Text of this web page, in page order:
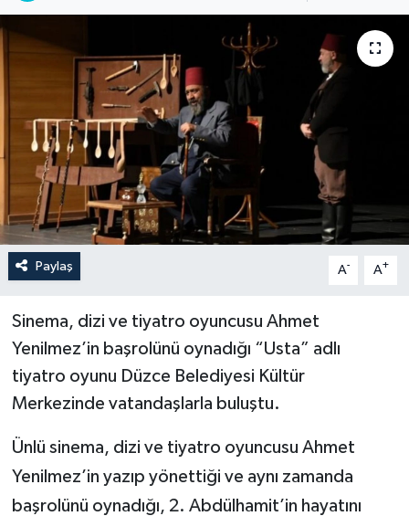
Paylaş A- A+
Sinema, dizi ve tiyatro oyuncusu Ahmet
Yenilmez’in başrolünü oynadığı “Usta” adlı
tiyatro oyunu Düzce Belediyesi Kültür
Merkezinde vatandaşlarla buluştu.
Ünlü sinema, dizi ve tiyatro oyuncusu Ahmet
Yenilmez’in yazıp yönettiği ve aynı zamanda
başrolünü oynadığı, 2. Abdülhamit’in hayatını